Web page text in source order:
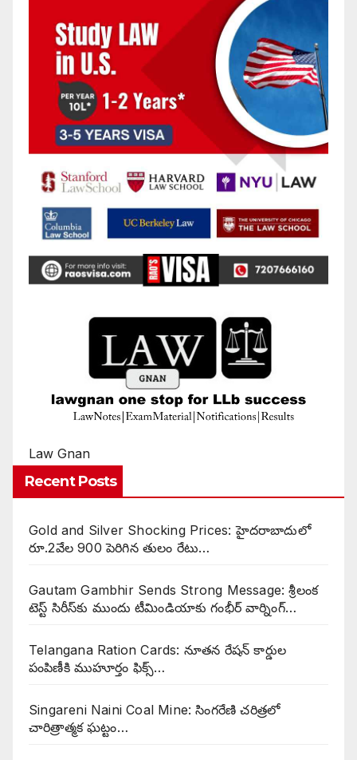
Law Gnan
Recent Posts
Gold and Silver Shocking Prices: హైదరాబాదులో
రూ.2వేల 900 పెరిగిన తులం రేటు…
Gautam Gambhir Sends Strong Message: శ్రీలంక
టెస్ట్ సిరీస్‌కు ముందు టీమిండియాకు గంభీర్ వార్నింగ్…
Telangana Ration Cards: నూతన రేషన్ కార్డుల
పంపిణీకి ముహూర్తం ఫిక్స్‌…
Singareni Naini Coal Mine: సింగరేణి చరిత్రలో
చారిత్రాత్మక ఘట్టం…